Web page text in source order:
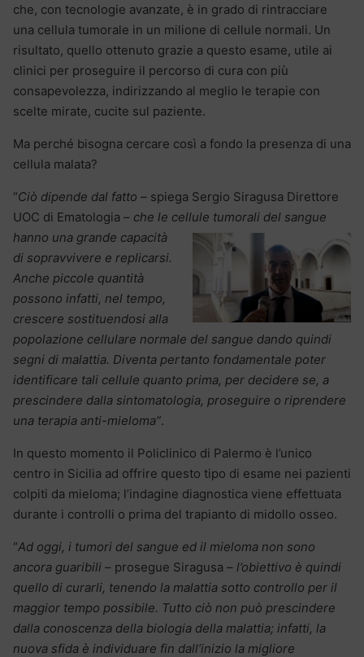
che, con tecnologie avanzate, è in grado di rintracciare
una cellula tumorale in un milione di cellule normali. Un
risultato, quello ottenuto grazie a questo esame, utile ai
clinici per proseguire il percorso di cura con più
consapevolezza, indirizzando al meglio le terapie con
scelte mirate, cucite sul paziente.
Ma perché bisogna cercare così a fondo la presenza di una
cellula malata?
“Ciò dipende dal fatto – spiega Sergio Siragusa Direttore
UOC di Ematologia – che le cellule tumorali del sangue
hanno una grande capacità
di sopravvivere e replicarsi.
Anche piccole quantità
possono infatti, nel tempo,
crescere sostituendosi alla
popolazione cellulare normale del sangue dando quindi
segni di malattia. Diventa pertanto fondamentale poter
identificare tali cellule quanto prima, per decidere se, a
prescindere dalla sintomatologia, proseguire o riprendere
una terapia anti-mieloma”.
In questo momento il Policlinico di Palermo è l’unico
centro in Sicilia ad offrire questo tipo di esame nei pazienti
colpiti da mieloma; l’indagine diagnostica viene effettuata
durante i controlli o prima del trapianto di midollo osseo.
“Ad oggi, i tumori del sangue ed il mieloma non sono
ancora guaribili – prosegue Siragusa – l’obiettivo è quindi
quello di curarli, tenendo la malattia sotto controllo per il
maggior tempo possibile. Tutto ciò non può prescindere
dalla conoscenza della biologia della malattia; infatti, la
nuova sfida è individuare fin dall’inizio la migliore